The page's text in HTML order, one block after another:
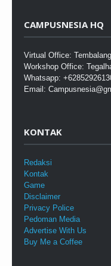
CAMPUSNESIA HQ
Virtual Office:
Workshop Office:
Whatsapp:
Email:
KONTAK
Redaksi
Kontak
Game
Disclaimer
Privacy Police
Pedoman Media
Advertise With Us
Buy Me a Coffee